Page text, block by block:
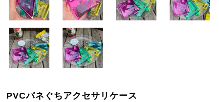
PVCバネぐちアクセサリケース